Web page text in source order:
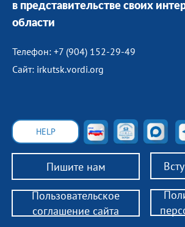
в представительстве своих
области
Телефон: +7 (904) 152-29-49
Сайт: irkutsk.vordi.org
Пишите нам
HELP
Пользовательское
соглашение сайта